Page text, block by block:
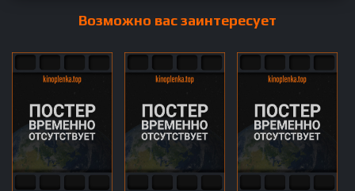
Возможно вас заинтересует